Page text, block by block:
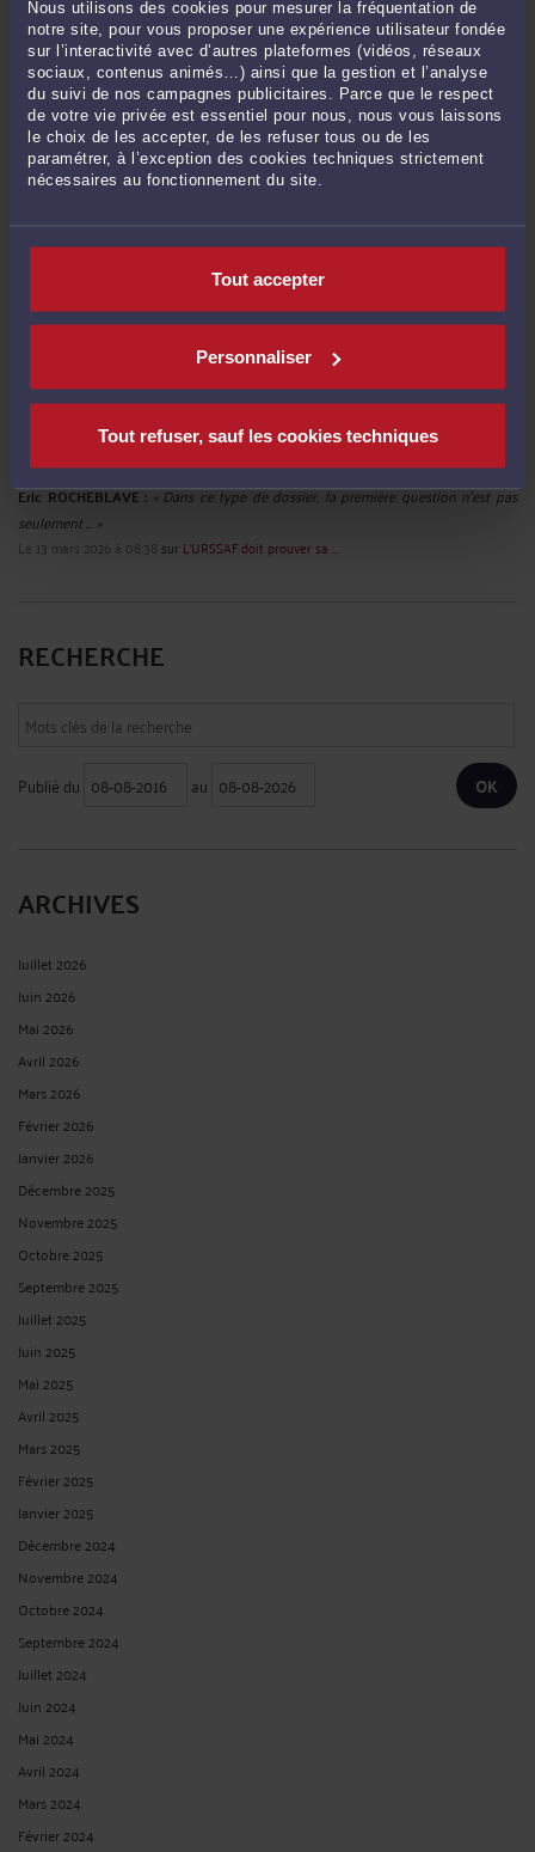
Nous utilisons des cookies pour mesurer la fréquentation de
notre site, pour vous proposer une expérience utilisateur fondée
sur l’interactivité avec d’autres plateformes (vidéos, réseaux
sociaux, contenus animés…) ainsi que la gestion et l’analyse
du suivi de nos campagnes publicitaires. Parce que le respect
de votre vie privée est essentiel pour nous, nous vous laissons
le choix de les accepter, de les refuser tous ou de les
paramétrer, à l’exception des cookies techniques strictement
nécessaires au fonctionnement du site.
Tout accepter
Personnaliser
Tout refuser, sauf les cookies techniques
PATOCHE63 :« Excellente analyse et je vous en remercie. »
Le 15 juin 2026 à 08:49surTravail dissimulé Un « revirement ...
eric :« faute de l urssaf . condanation urssaf ce qui equivaut a une condanation
... »
Le 11 mai 2026 à 12:55 surL'URSSAF lui réclame trois ...
JEANDERÉ : « Dans une affaire similaire, me concernant personnellement,
l'URSSAF ... »
L'URSSAF se désiste. Pas souvent. ...
Bébé : « Si lemployeur se trompe en déclarant une fiche de paie es-ce que
L’URSSAF peut saisir votre ...
Eric ROCHEBLAVE :« La cour rappelle que l'abus de la liberté d'expression est ...
Eric ROCHEBLAVE : « Dans ce type de dossier, la première question n’est pas
seulement ... »
Le 13 mars 2026 à 08:38 sur L’URSSAF doit prouver sa ...
RECHERCHE
Publié du au
ARCHIVES
Juillet 2026
Juin 2026
Mai 2026
Avril 2026
Mars 2026
Février 2026
Janvier 2026
Décembre 2025
Novembre 2025
Octobre 2025
Septembre 2025
Juillet 2025
Juin 2025
Mai 2025
Avril 2025
Mars 2025
Février 2025
Janvier 2025
Décembre 2024
Novembre 2024
Octobre 2024
Septembre 2024
Juillet 2024
Juin 2024
Mai 2024
Avril 2024
Mars 2024
Février 2024